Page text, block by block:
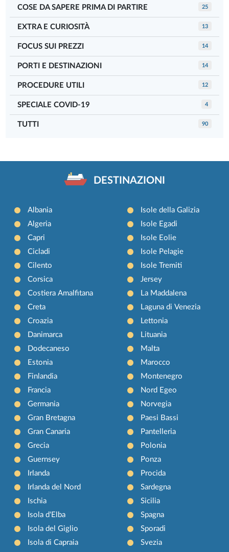
COSE DA SAPERE PRIMA DI PARTIRE 25
EXTRA E CURIOSITÀ 13
FOCUS SUI PREZZI 14
PORTI E DESTINAZIONI 14
PROCEDURE UTILI 12
SPECIALE COVID-19 4
TUTTI 90
DESTINAZIONI
Albania
Algeria
Capri
Cicladi
Cilento
Corsica
Costiera Amalfitana
Creta
Croazia
Danimarca
Dodecaneso
Estonia
Finlandia
Francia
Germania
Gran Bretagna
Gran Canaria
Grecia
Guernsey
Irlanda
Irlanda del Nord
Ischia
Isola d'Elba
Isola del Giglio
Isola di Capraia
Isole della Galizia
Isole Egadi
Isole Eolie
Isole Pelagie
Isole Tremiti
Jersey
La Maddalena
Laguna di Venezia
Lettonia
Lituania
Malta
Marocco
Montenegro
Nord Egeo
Norvegia
Paesi Bassi
Pantelleria
Polonia
Ponza
Procida
Sardegna
Sicilia
Spagna
Sporadi
Svezia